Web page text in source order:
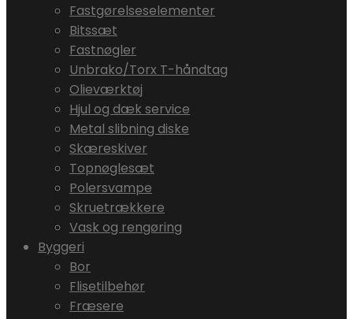
Fastgørelseselementer
Bitssæt
Fastnøgler
Unbrako/Torx T-håndtag
Olieværktøj
Hjul og dæk service
Metal slibning diske
Skæreskiver
Topnøglesæt
Polersvampe
Skruetrækkere
Vask og rengøring
Byggeri
Bor
Flisetilbehør
Fræsere